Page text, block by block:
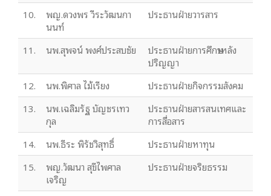
10.
พญ.ดวงพร วีระวัฒนกา
นนท์
ประธานฝ่ายวารสาร
11. นพ.สุพจน์ พงศ์ประสบชัย
ประธานฝ่ายการศึกษาหลัง
ปริญญา
12.
นพ.พิศาล ไม้เรียง
ประธานฝ่ายกิจกรรมสังคม
13.
นพ.เฉลิมรัฐ บัญชรเทว
กุล
ประธานฝ่ายสารสนเทศและ
การสื่อสาร
14.
นพ.ธีระ พิรัชวิสุทธิ์
ประธานฝ่ายหาทุน
15.
พญ.วัฒนา สุขีไพศาล
เจริญ
ประธานฝ่ายจริยธรรม